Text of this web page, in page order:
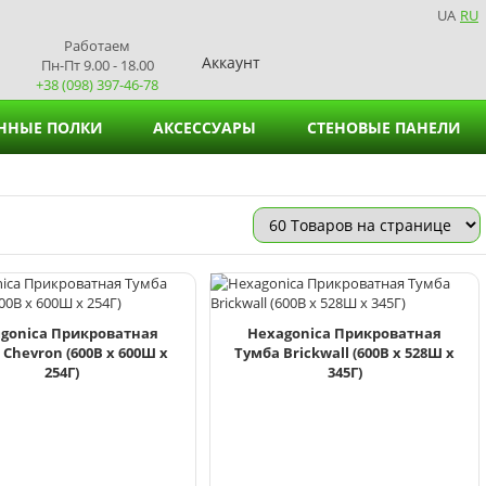
UA RU
Работаем
Пн-Пт 9.00 - 18.00
+38 (098) 397-46-78
Аккаунт
ПОЛКИ АКСЕССУАРЫ
Подставки для вазонов
Подставки для салфеток
СТЕНОВЫЕ ПАНЕЛИ
Прикроватная
(600В х 600Ш х
254Г)
Hexagonica Прикроватная
Тумба Brickwall (600В х 528Ш х
345Г)